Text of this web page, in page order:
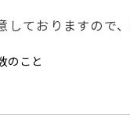
ておりますので
のこと